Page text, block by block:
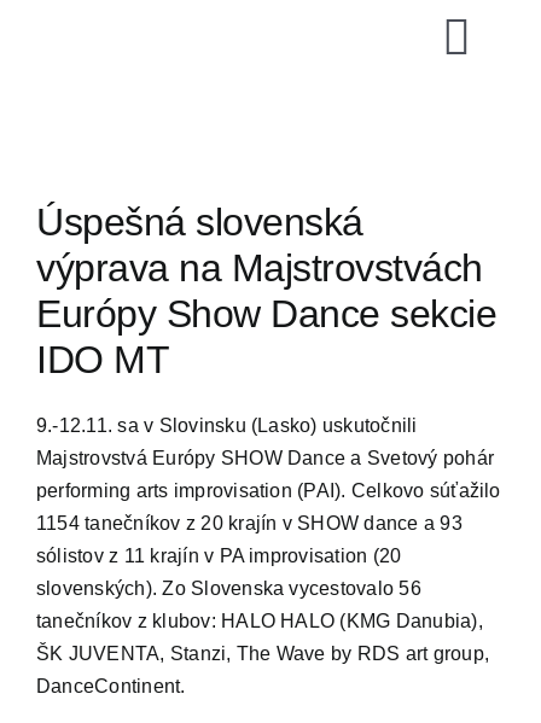
E-shop
Úspešná slovenská
výprava na Majstrovstvách
Európy Show Dance sekcie
IDO MT
9.-12.11. sa v Slovinsku (Lasko) uskutočnili
Majstrovstvá Európy SHOW Dance a Svetový pohár
performing arts improvisation (PAI). Celkovo súťažilo
1154 tanečníkov z 20 krajín v SHOW dance a 93
sólistov z 11 krajín v PA improvisation (20
slovenských). Zo Slovenska vycestovalo 56
tanečníkov z klubov: HALO HALO (KMG Danubia),
ŠK JUVENTA, Stanzi, The Wave by RDS art group,
DanceContinent.